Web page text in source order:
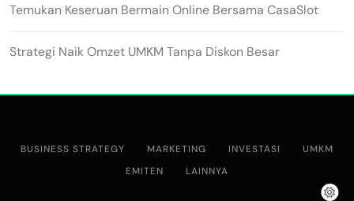
Temukan Keseruan Bermain Online Bersama CasaSlot
Strategi Naik Omzet UMKM Tanpa Diskon Besar
BUSINESS STRATEGY MARKETING INVESTASI
UMKM
EMITEN
LAINNYA